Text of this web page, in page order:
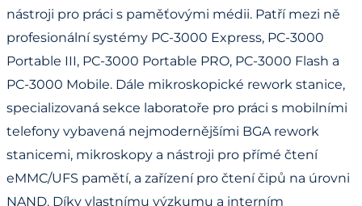
nástroji pro práci s paměťovými médii. Patří mezi ně
profesionální systémy PC-3000 Express, PC-3000
Portable III, PC-3000 Portable PRO, PC-3000 Flash a
PC-3000 Mobile. Dále mikroskopické rework stanice,
specializovaná sekce laboratoře pro práci s mobilními
telefony vybavená nejmodernějšími BGA rework
stanicemi, mikroskopy a nástroji pro přímé čtení
eMMC/UFS pamětí, a zařízení pro čtení čipů na úrovni
NAND. Díky vlastnímu výzkumu a interním